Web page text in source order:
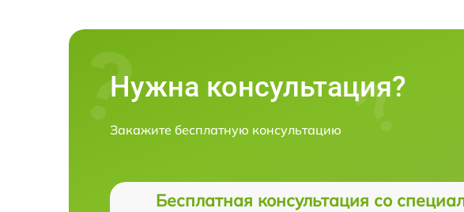
Нужна консультация?
Закажите бесплатную консультацию
Бесплатная консультация со